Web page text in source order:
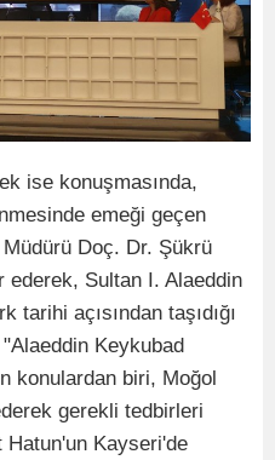
ise konuşmasında,
emeği geçen
Doç. Dr. Şükrü
Sultan I. Alaeddin
tarihi açısından taşıdığı
Keykubad
konulardan biri, Moğol
gerekli tedbirleri
Hatun'un Kayseri'de